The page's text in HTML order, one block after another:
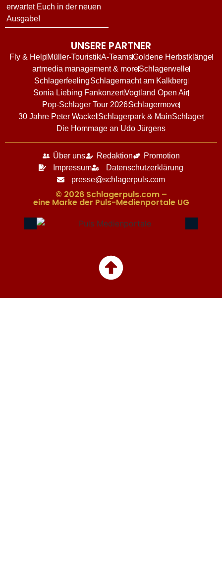
erwartet Euch in der neuen
Ausgabe!
UNSERE PARTNER
Fly & HelpMüller-TouristikA-TeamsGoldene Herbstklänge
artmedia management & moreSchlagerwelle
SchlagerfeelingSchlagernacht am Kalkberg
Sonia Liebing FankonzertVogtland Open Air
Pop-Schlager Tour 2026Schlagermove
30 Jahre Peter Wackel Schlagerpark & MainSchlager
Die Hommage an Udo Jürgens
Über uns Redaktion
Promotion
Impressum
Datenschutzerklärung
presse@schlagerpuls.com
© 2026 Schlagerpuls.com –
eine Marke der Puls-Medienportale UG​